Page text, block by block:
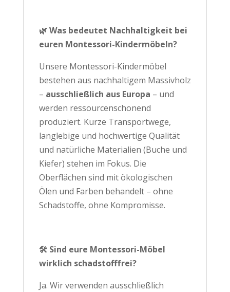
🌿 Was bedeutet Nachhaltigkeit bei
euren Montessori-Kindermöbeln?
Unsere Montessori-Kindermöbel
bestehen aus nachhaltigem Massivholz
– ausschließlich aus Europa – und
werden ressourcenschonend
produziert. Kurze Transportwege,
langlebige und hochwertige Qualität
und natürliche Materialien (Buche und
Kiefer) stehen im Fokus. Die
Oberflächen sind mit ökologischen
Ölen und Farben behandelt – ohne
Schadstoffe, ohne Kompromisse.
🛠️ Sind eure Montessori-Möbel
wirklich schadstofffrei?
Ja. Wir verwenden ausschließlich